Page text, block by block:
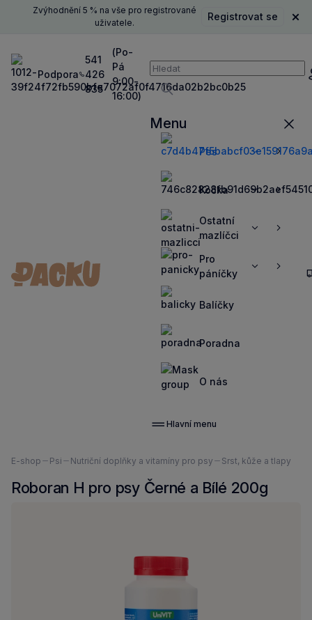
Zvýhodnění 5 % na vše pro registrované
uživatele.
Registrovat se
Podpora
541
426
835
(Po-
Pá
9:00-
16:00)
Vyhledávání
Vyhledávat
Menu
Pes
ZobrazitZobrazit
Kočka
ZobrazitZobrazit
Ostatní
mazlíčci
ZobrazitZobrazit
Pro
páníčky
ZobrazitZobrazit
Balíčky
Poradna
O nás
Hlavní menu
Nacházíte
zde:
E-shop Psi Nutriční doplňky a vitamíny pro psy Srst, kůže a tlapy
Roboran H pro psy Černé a Bílé 200g